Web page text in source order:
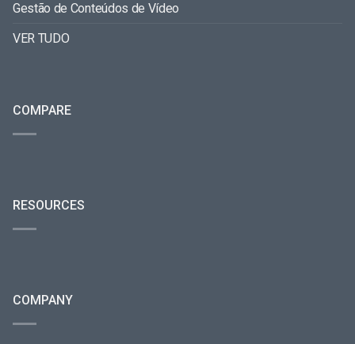
Gestão de Conteúdos de Vídeo
VER TUDO
COMPARE
RESOURCES
COMPANY